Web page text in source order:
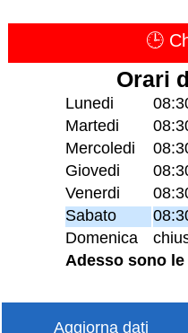
🕒
Orari
Lunedi
Martedi
Mercoledi
Giovedi
Venerdi
Sabato
Domenica
Adesso sono le
Aggiorna dati